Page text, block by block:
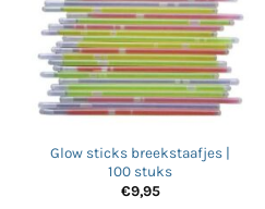
Glow sticks breekstaafjes |
100 stuks
€9,95